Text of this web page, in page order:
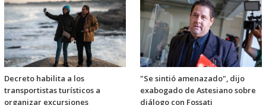
Decreto habilita a los
transportistas turísticos a
organizar excursiones
"Se sintió amenazado", dijo
exabogado de Astesiano sobre
diálogo con Fossati